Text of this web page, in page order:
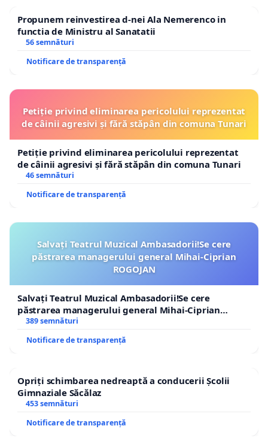
Propunem reinvestirea d-nei Ala Nemerenco in
functia de Ministru al Sanatatii
56 semnături
Notificare de transparență
Petiție privind eliminarea pericolului reprezentat
de câinii agresivi și fără stăpân din comuna Tunari
Petiție privind eliminarea pericolului reprezentat
de câinii agresivi și fără stăpân din comuna Tunari
46 semnături
Notificare de transparență
Salvați Teatrul Muzical Ambasadorii!Se cere
păstrarea managerului general Mihai-Ciprian
ROGOJAN
Salvați Teatrul Muzical Ambasadorii!Se cere
păstrarea managerului general Mihai-Ciprian
ROGOJAN
389 semnături
Notificare de transparență
Opriți schimbarea nedreaptă a conducerii Școlii
Gimnaziale Săcălaz
453 semnături
Notificare de transparență